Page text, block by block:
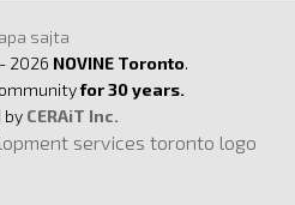
sajta
2026 NOVINE Toronto.
for 30 years.
by CERAiT Inc.